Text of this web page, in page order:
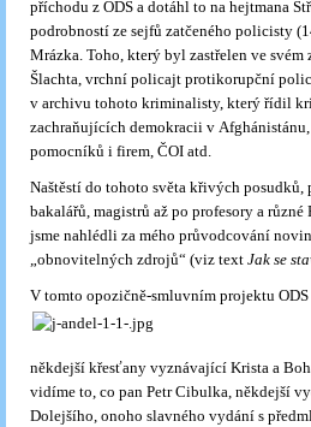
příchodu z ODS a dotáhl to na hejtmana
podrobností ze sejfů zatčeného policisty
Mrázka. Toho, který byl zastřelen ve svém
Šlachta, vrchní policajt protikorupční
v archivu tohoto kriminalisty, který řídil
zachraňujících demokracii v
pomocníků i firem, ČOI atd.
Naštěstí do tohoto světa křivých
bakalářů, magistrů až po profesory a
jsme nahlédli za mého průvodcování
„obnovitelných zdrojů“ (viz text Jak se
V tomto opozičně-smluvním projektu
někdejší křesťany vyznávající Krista a
vidíme to, co pan Petr Cibulka, někdejší
Dolejšího, onoho slavného vydání s